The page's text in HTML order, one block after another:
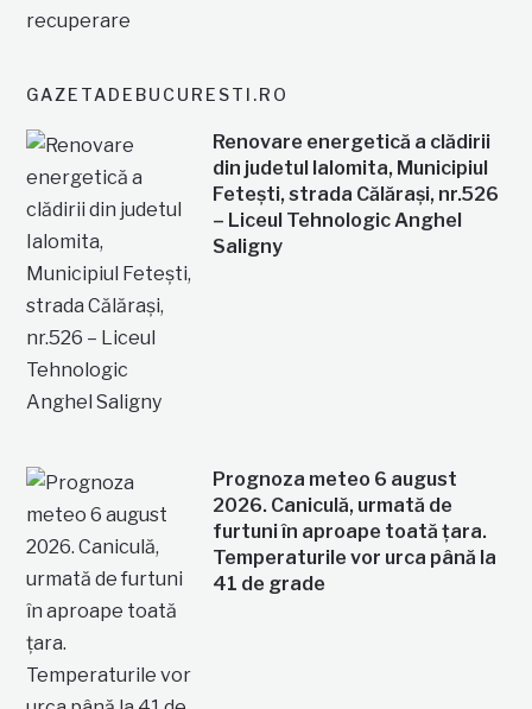
GAZETADEBUCURESTI.RO
Renovare energetică a clădirii
din judetul Ialomita, Municipiul
Fetești, strada Călărași, nr.526
– Liceul Tehnologic Anghel
Saligny
Prognoza meteo 6 august
2026. Caniculă, urmată de
furtuni în aproape toată țara.
Temperaturile vor urca până la
41 de grade